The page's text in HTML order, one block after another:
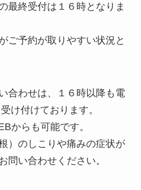
最終受付は１６時となりま
ご予約が取りやすい状況と
合わせは、１６時以降も電
け付けております。
からも可能です。
）のしこりや痛みの症状が
問い合わせください。